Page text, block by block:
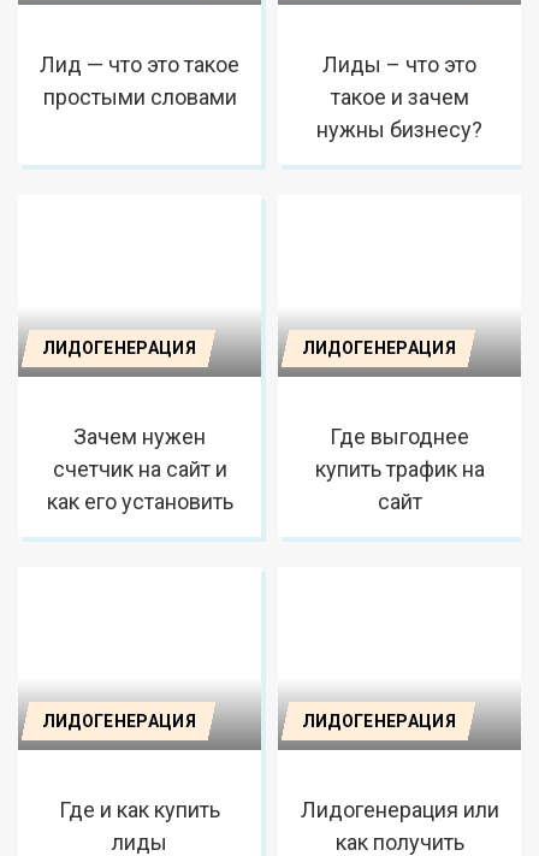
Лид — что это такое
простыми словами
Лиды – что это
такое и зачем
нужны бизнесу?
ЛИДОГЕНЕРАЦИЯ
Зачем нужен
счетчик на сайт и
как его установить
ЛИДОГЕНЕРАЦИЯ
Где выгоднее
купить трафик на
сайт
ЛИДОГЕНЕРАЦИЯ
Где и как купить
лиды
ЛИДОГЕНЕРАЦИЯ
Лидогенерация или
как получить